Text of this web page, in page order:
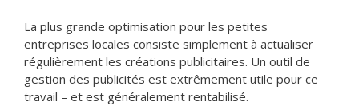
La plus grande optimisation pour les petites
entreprises locales consiste simplement à actualiser
régulièrement les créations publicitaires. Un outil de
gestion des publicités est extrêmement utile pour ce
travail – et est généralement rentabilisé.